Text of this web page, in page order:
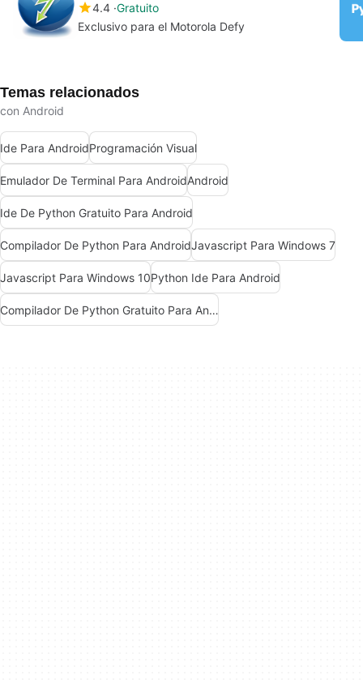
4.4 Gratuito
Exclusivo para el Motorola Defy
Temas relacionados
con Android
Ide Para AndroidProgramación Visual
Emulador De Terminal Para AndroidAndroid
Ide De Python Gratuito Para Android
Compilador De Python Para AndroidJavascript Para Windows 7
Javascript Para Windows 10Python Ide Para Android
Compilador De Python Gratuito Para Android